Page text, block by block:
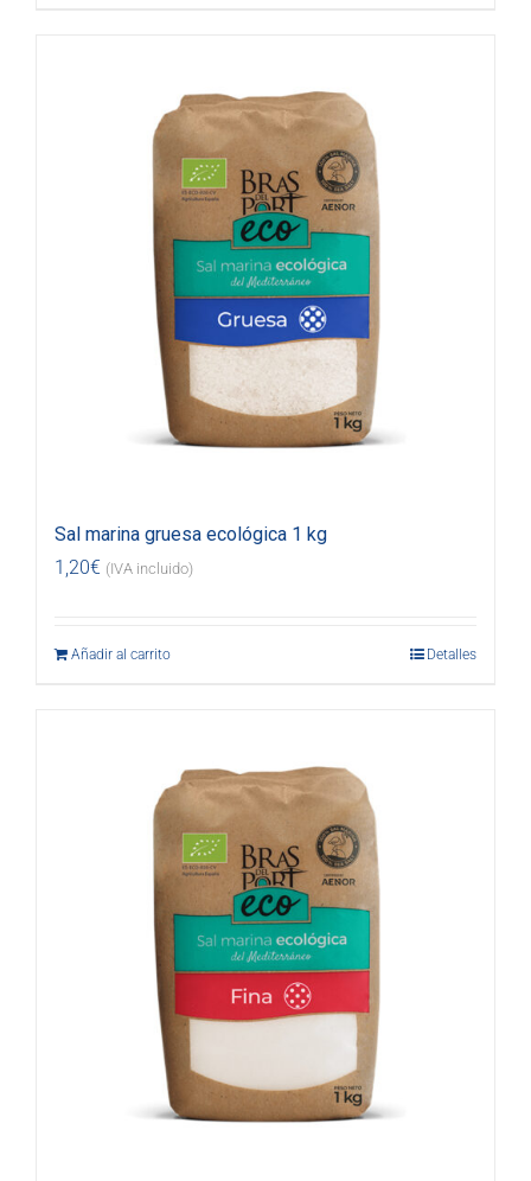
Sal marina gruesa ecológica 1 kg
1,20€ (IVA incluido)
Añadir al carrito Detalles